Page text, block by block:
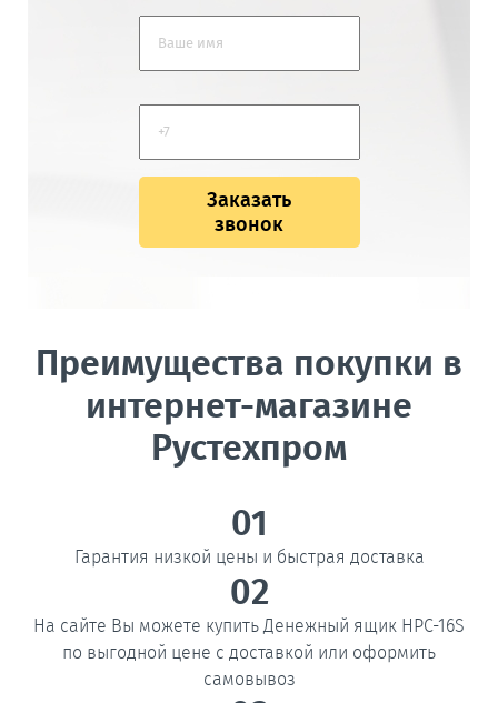
Заказать
звонок
Преимущества покупки в
интернет-магазине
Рустехпром
01
Гарантия низкой цены и быстрая доставка
02
На сайте Вы можете купить Денежный ящик HPC-16S
по выгодной цене с доставкой или оформить
самовывоз